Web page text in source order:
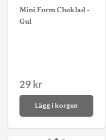
Mini Form Choklad -
Gul
29 kr
Lägg i korgen